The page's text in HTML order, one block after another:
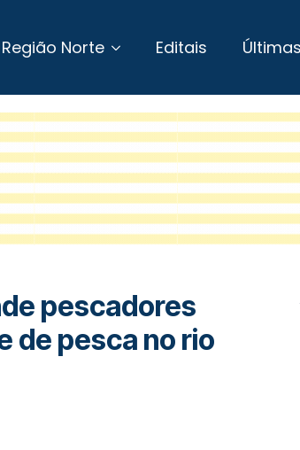
Região Norte Editais
pescadores
de pesca no rio